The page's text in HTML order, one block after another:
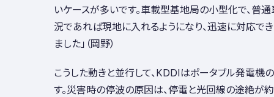
いケースが多いです。車載型基地局の小型化で、普
況であれば現地に入れるようになり、迅速に対応で
ました」（岡野）
こうした動きと並行して、KDDIはポータブル発電機
す。災害時の停波の原因は、停電と光回線の途絶が